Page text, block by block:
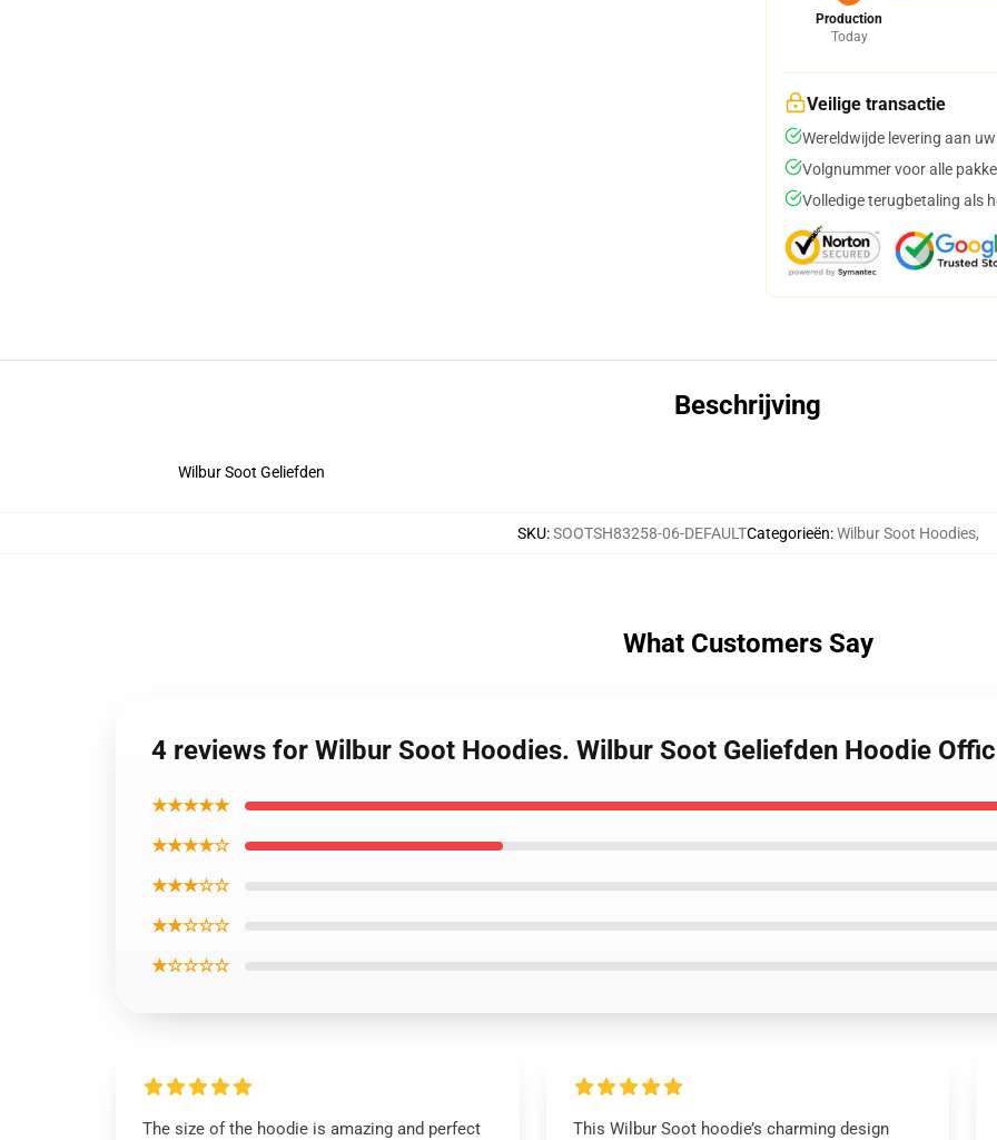
Production
Today
Veilige transactie
Wereldwijde levering aan
Volgnummer voor alle
Volledige terugbetaling als
Beschrijving
Wilbur Soot Geliefden
SKU:SOOTSH83258-06-DEFAULTCategorieën:Wilbur Soot Hoodies,
What Customers Say
4 reviews for Wilbur Soot Hoodies. Wilbur Soot Geliefden Hoodie
★★★★★
★★★★☆
★★★☆☆
★★☆☆☆
★☆☆☆☆
The size of the hoodie is amazing and perfect
This Wilbur Soot hoodie’s charming design